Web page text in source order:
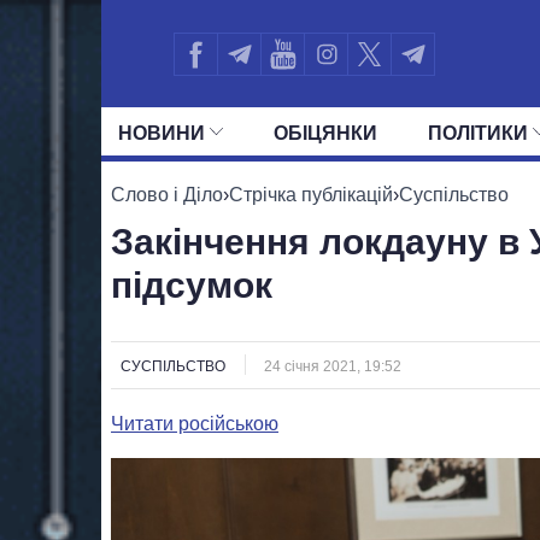
НОВИНИ ОБIЦЯНКИ ПОЛIТИКИ
УСІ ПОЛІТИКИ ПРЕЗИДЕНТ І ОФІС
Слово і Діло›Стрічка публікацій›Суспільство
Закінчення локдауну в
підсумок
СУСПІЛЬСТВО 24 січня 2021, 19:52
Читати російською